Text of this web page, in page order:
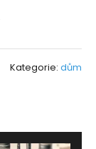
Kategorie: dům